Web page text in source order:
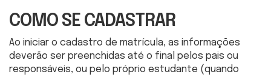
COMO SE CADASTRAR
Ao iniciar o cadastro de matrícula, as informações
deverão ser preenchidas até o final pelos pais ou
responsáveis, ou pelo próprio estudante (quando